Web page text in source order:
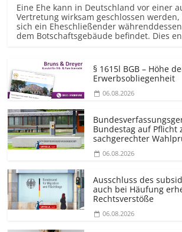
Eine Ehe kann in Deutschland vor einer
Vertretung wirksam geschlossen
sich ein Eheschließender
dem Botschaftsgebäude befindet. Dies
§ 1615l BGB – Höhe
Erwerbsobliegenheit
06.08.2026
Bundestag auf Pflicht
sachgerechter
06.08.2026
Ausschluss des
auch bei Häufung
Rechtsverstöße
06.08.2026